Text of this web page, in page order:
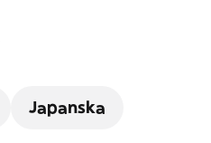
Japanska